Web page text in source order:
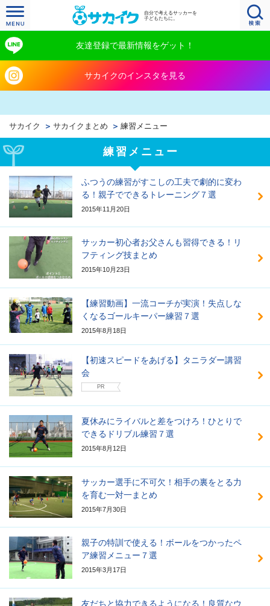
自分で考えるサッカーを
子どもたちに。
友達登録で最新情報をゲット！
サカイクのインスタを見る
サカイク サカイクまとめ 練習メニュー
練習メニュー
ふつうの練習がすこしの工夫で劇的に変わ
る！親子でできるトレーニング７選
2015年11月20日
サッカー初心者お父さんも習得できる！リ
フティング技まとめ
2015年10月23日
【練習動画】一流コーチが実演！失点しな
くなるゴールキーパー練習７選
2015年8月18日
【初速スピードをあげる】タニラダー講習
会
PR
夏休みにライバルと差をつけろ！ひとりで
できるドリブル練習７選
2015年8月12日
サッカー選手に不可欠！相手の裏をとる力
を育む一対一まとめ
2015年7月30日
親子の特訓で使える！ボールをつかったペ
ア練習メニュー７選
2015年3月17日
友だちと協力できるようになる！良質なウ